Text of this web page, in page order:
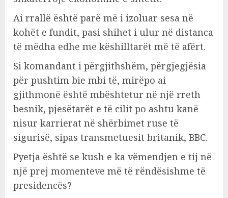
Ai rrallë është parë më i izoluar sesa në
kohët e fundit, pasi shihet i ulur në distanca
të mëdha edhe me këshilltarët më të afërt.
Si komandant i përgjithshëm, përgjegjësia
për pushtim bie mbi të, mirëpo ai
gjithmonë është mbështetur në një rreth
besnik, pjesëtarët e të cilit po ashtu kanë
nisur karrierat në shërbimet ruse të
sigurisë, sipas transmetuesit britanik, BBC.
Pyetja është se kush e ka vëmendjen e tij në
një prej momenteve më të rëndësishme të
presidencës?